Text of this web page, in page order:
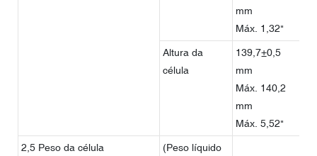
mm
Máx. 1,32"
Altura da
célula
139,7±0,5
mm
Máx. 140,2
mm
Máx. 5,52"
2,5 Peso da célula (Peso líquido